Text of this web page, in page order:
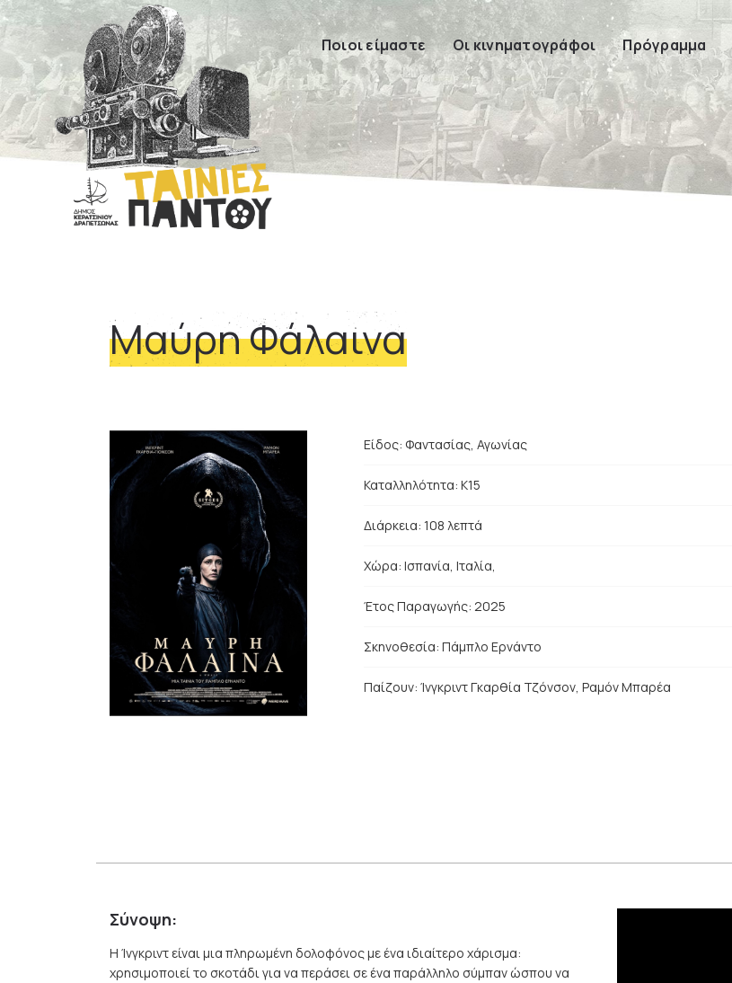
Ποιοι είμαστε Οι κινηματογράφοι Πρόγραμμα
Μαύρη Φάλαινα
Είδος: Φαντασίας, Αγωνίας
Καταλληλότητα: Κ15
Διάρκεια: 108 λεπτά
Χώρα: Ισπανία, Ιταλία,
Έτος Παραγωγής: 2025
Σκηνοθεσία: Πάμπλο Ερνάντο
Παίζουν: Ίνγκριντ Γκαρθία Τζόνσον, Ραμόν Μπαρέα
Σύνοψη:
H Ίνγκριντ είναι μια πληρωμένη δολοφόνος με ένα ιδιαίτερο χάρισμα:
χρησιμοποιεί το σκοτάδι για να περάσει σε ένα παράλληλο σύμπαν ώσπου να